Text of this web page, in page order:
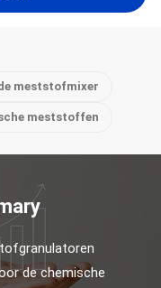
meststofmixer
meststoffen
de chemische